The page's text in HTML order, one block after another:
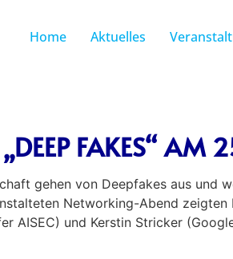
Home Aktuelles
FAKES“ AM
gehen von Deepfakes aus und
Networking-Abend
AISEC) und Kerstin Stricker